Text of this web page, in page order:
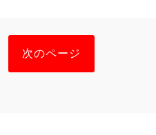
次のページ